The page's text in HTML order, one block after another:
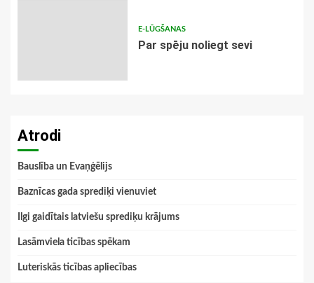
E-LŪGŠANAS
Par spēju noliegt sevi
Atrodi
Bauslība un Evaņģēlijs
Baznīcas gada sprediķi vienuviet
Ilgi gaidītais latviešu sprediķu krājums
Lasāmviela ticības spēkam
Luteriskās ticības apliecības